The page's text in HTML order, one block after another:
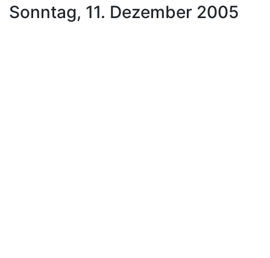
Sonntag, 11. Dezember 2005